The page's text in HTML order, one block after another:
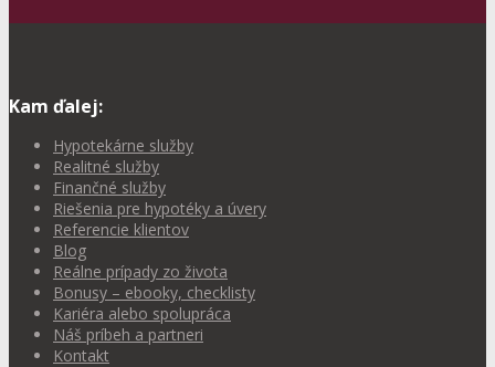
Kam ďalej:
Hypotekárne služby
Realitné služby
Finančné služby
Riešenia pre hypotéky a úvery
Referencie klientov
Blog
Reálne prípady zo života
Bonusy – ebooky, checklisty
Kariéra alebo spolupráca
Náš príbeh a partneri
Kontakt